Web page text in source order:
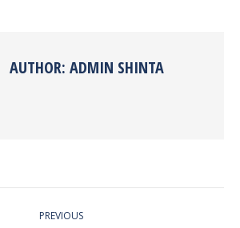
AUTHOR: ADMIN SHINTA
PREVIOUS